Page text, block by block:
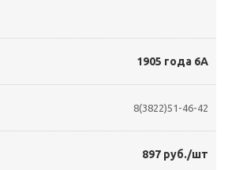
1905 года 6А
8(3822)51-46-42
897 руб./шт